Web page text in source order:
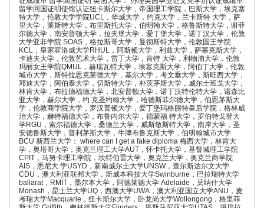
留学回国证明使馆认证纽卡斯尔大学，帝国理工学院，巴斯大学，埃克塞
特大学，伦敦大学学院UCL，华威大学，约克大学，兰卡斯特 大学，萨
里大学，莱斯特大学，布里斯托大学，伯明翰大学，格鲁斯特大学，谢菲
尔德大学，南安普顿大学，拉夫堡大学，爱丁堡大学，诺丁汉大学，伦敦
大学亚非学院 SOAS，格拉斯哥大学，曼彻斯特大学，伦敦国王学院
KCL，皇家霍洛威大学RHUL，阿斯顿大学，利兹大学，萨塞克斯大学，
卡迪夫大学，伦敦艺术大学，雷丁大学，肯特 大学，利物浦大学，伦敦
玛丽女王学院QMUL，赫瑞瓦特大学，埃塞克斯大学，阿伯丁大学，伦敦
城市大学，斯特拉思克莱德大学，基尔大学，考文垂大学，斯旺西大学，
邓迪大学，阿伯泰大学，切斯特大学，朴茨茅斯大学，威尔士班戈大学，
林肯大学，布拉德福德大学，北安普顿大学，诺丁汉特伦特大学，诺森比
亚大学，赫尔大学，约 克圣约翰大学，哈德斯菲尔德大学，伯恩茅斯大
学，伦敦商学院大学，罗汉普顿大学，爱丁堡玛格丽特皇后学院，格林威
治大学，赫特福德大学，布鲁内尔大学，德蒙福 特大学，罗伯特戈登大
学RGU，索尔福德大学，桑德兰大学，威斯敏斯特大学，南岸大学，圣
安德鲁斯大学，普利茅斯大学，牛津布鲁克斯大学，伯明翰城市大学
BCU 新西兰大学： where can I get a fake diploma 梅西大学，林肯大
学，奥塔哥大学，奥克兰理工大学AUT，怀卡托大学，基督城理工学院
CPIT，马努卡理工学院，坎特伯雷大学，奥克兰大学，奥克兰商学院
AIS，悉尼大 学USYD，新南威尔士大学UNSW，查尔斯达尔文大学
CDU，澳大利亚联邦大学，斯威本科技大学Swinburne，巴拉瑞特大学
ballarat，RMIT，墨尔本大学，阿德莱德大学 Adelaide，莫纳什大学
Monash，昆士兰大学UQ，西澳大学UWA，澳大利亚国立大学ANU，麦
考瑞大学Macquarie，纽卡斯尔大学，卧龙岗大学Wollongong，格里菲